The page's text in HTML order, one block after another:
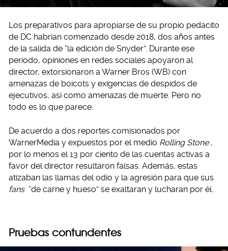
Los preparativos para apropiarse de su propio pedacito
de DC habrían comenzado desde 2018, dos años antes
de la salida de “la edición de Snyder”. Durante ese
periodo, opiniones en redes sociales apoyaron al
director, extorsionaron a Warner Bros (WB) con
amenazas de boicots y exigencias de despidos de
ejecutivos, así como amenazas de muerte. Pero no
todo es lo que parece.
De acuerdo a dos reportes comisionados por
WarnerMedia y expuestos por el medio Rolling Stone ,
por lo menos el 13 por ciento de las cuentas activas a
favor del director resultaron falsas. Además, estas
atizaban las llamas del odio y la agresión para que sus
fans “de carne y hueso” se exaltaran y lucharan por él.
Pruebas contundentes